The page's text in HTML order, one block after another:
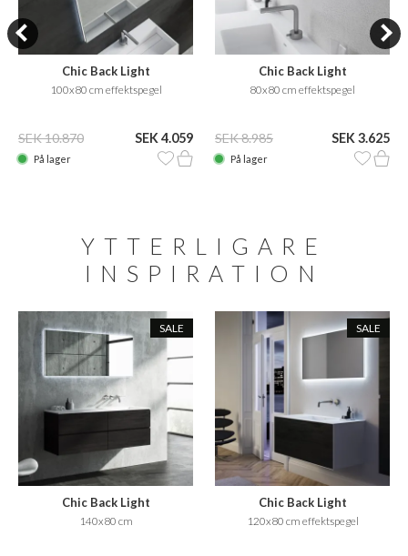
Chic Back Light
100x80 cm effektspegel
SEK 10.870 SEK 4.059
På lager
Chic Back Light
80x80 cm effektspegel
SEK 8.985 SEK 3.625
På lager
YTTERLIGARE
INSPIRATION
SALE
Chic Back Light
140x80 cm
SALE
Chic Back Light
120x80 cm effektspegel